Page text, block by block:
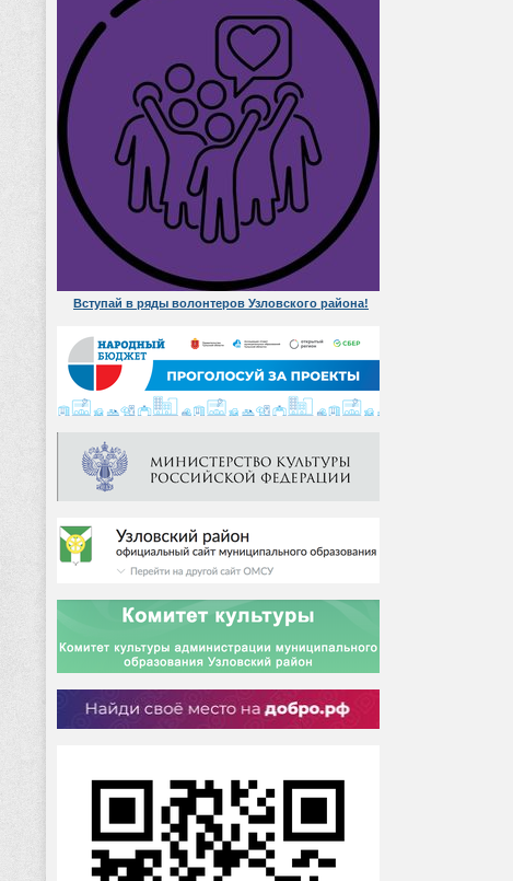
Вступай в ряды волонтеров Узловского района!